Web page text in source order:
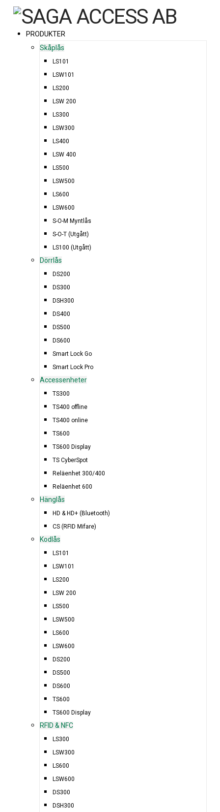
PRODUKTER
Skåplås
LS101
LSW101
LS200
LSW 200
LS300
LSW300
LS400
LSW 400
LS500
LSW500
LS600
LSW600
S-O-M Myntlås
S-O-T (Utgått)
LS100 (Utgått)
Dörrlås
DS200
DS300
DSH300
DS400
DS500
DS600
Smart Lock Go
Smart Lock Pro
Accessenheter
TS300
TS400 offline
TS400 online
TS600
TS600 Display
TS CyberSpot
Reläenhet 300/400
Reläenhet 600
Hänglås
HD & HD+ (Bluetooth)
CS (RFID Mifare)
Kodlås
LS101
LSW101
LS200
LSW 200
LS500
LSW500
LS600
LSW600
DS200
DS500
DS600
TS600
TS600 Display
RFID & NFC
LS300
LSW300
LS600
LSW600
DS300
DSH300